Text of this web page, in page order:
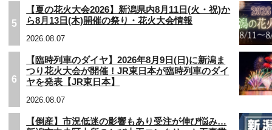
5
【夏の花火大会2026】新潟県内8月11日(火・祝)か
ら8月13日(木)開催の祭り・花火大会情報
2026.08.07
6
【臨時列車のダイヤ】2026年8月9日(日)に新潟ま
つり花火大会が開催！JR東日本が臨時列車のダイ
ヤを発表【JR東日本】
2026.08.07
【倒産】市況低迷の影響もあり受注が伸び悩み…